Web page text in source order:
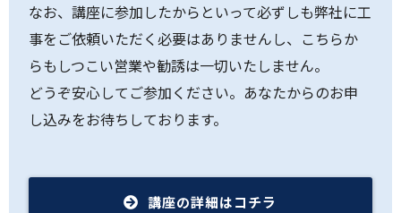
なお、講座に参加したからといって必ずしも弊社に工
事をご依頼いただく必要はありませんし、こちらか
らもしつこい営業や勧誘は一切いたしません。
どうぞ安心してご参加ください。あなたからのお申
し込みをお待ちしております。
講座の詳細はコチラ